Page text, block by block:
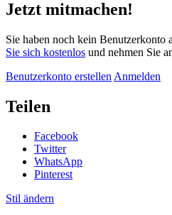
Jetzt mitmachen!
Sie haben noch kein Benutzerkonto
Sie sich kostenlos und nehmen Sie
Benutzerkonto erstellen Anmelden
Teilen
Facebook
Twitter
WhatsApp
Pinterest
Stil ändern